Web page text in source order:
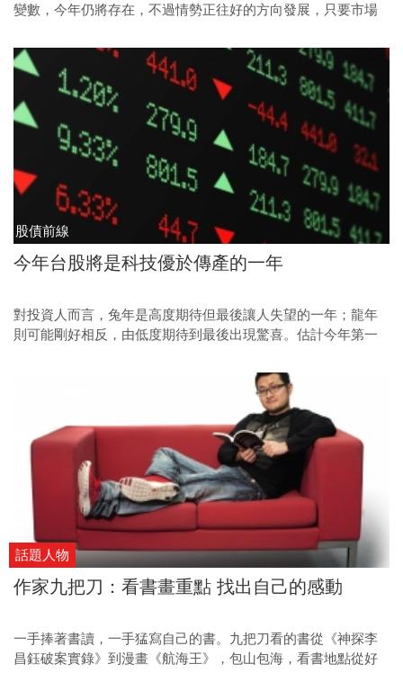
變數，今年仍將存在，不過情勢正往好的方向發展，只要市場
會更壞」，是投資人不妨對行情抱持樂觀預期的主因。
股債前線
今年台股將是科技優於傳產的一年
對投資人而言，兔年是高度期待但最後讓人失望的一年；龍年
則可能剛好相反，由低度期待到最後出現驚喜。估計今年第一
望來了，而第四季則隨著美國選舉波動，猶如倒吃甘蔗，漸入
話題人物
作家九把刀：看書畫重點 找出自己的感動
一手捧著書讀，一手猛寫自己的書。九把刀看的書從《神探李
昌鈺破案實錄》到漫畫《航海王》，包山包海，看書地點從好